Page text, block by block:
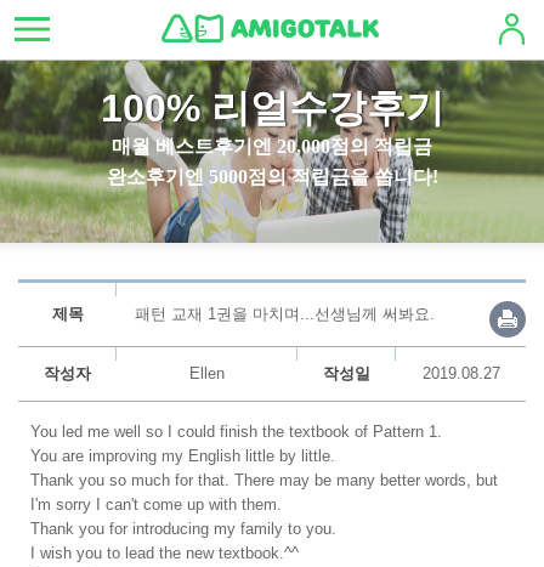
100% 리얼수강후기
매월 베스트후기엔 20,000점의 적립금
완소후기엔 5000점의 적립금을 쏩니다!
제목 패턴 교재 1권을 마치며...선생님께 써봐요.
작성자 Ellen 작성일 2019.08.27
You led me well so I could finish the textbook of Pattern 1.
You are improving my English little by little.
Thank you so much for that. There may be many better words, but
I'm sorry I can't come up with them.
Thank you for introducing my family to you.
I wish you to lead the new textbook.^^